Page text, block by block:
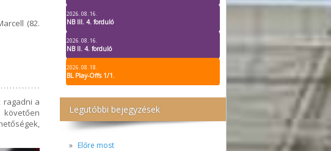
2026. 08. 16.
NB III. 4. forduló
2026. 08. 16.
NB II. 4. forduló
2026. 08. 18.
BL Play-Offs 1/1.
Legutóbbi bejegyzések
Előre most
(82.
ragadni a
követően